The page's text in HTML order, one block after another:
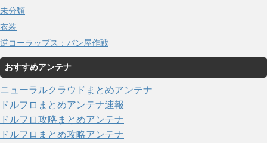
未分類
衣装
逆コーラップス：パン屋作戦
おすすめアンテナ
ニューラルクラウドまとめアンテナ
ドルフロまとめアンテナ速報
ドルフロ攻略まとめアンテナ
ドルフロまとめ攻略アンテナ